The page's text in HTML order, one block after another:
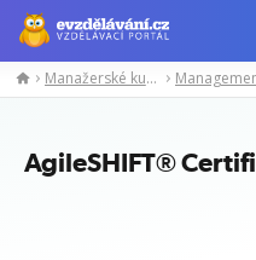
Manažerské
Manažerské kurzy
AgileSHIFT®